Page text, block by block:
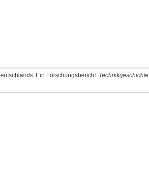
Ein Forschungsbericht. Technikgeschichte